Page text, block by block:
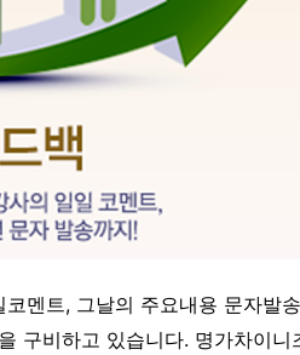
멘트, 그날의 주요내용 문자발
구비하고 있습니다. 명가차이니